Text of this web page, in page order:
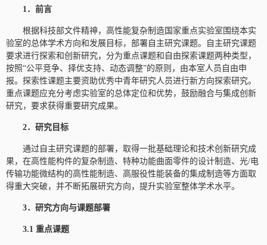
1．前言
根据科技部文件精神，高性能复杂制造国家重点实验室围绕本实
验室的总体学术方向和发展目标，部署自主研究课题。自主研究课题
要求进行探索和创新研究，分为重点课题和自由探索课题两种类型，
按照“公平竞争、择优支持、动态调整”的原则，由本室人员自由申
报。探索性课题主要资助优秀中青年研究人员进行新方向探索研究。
重点课题应充分考虑实验室的总体定位和优势，鼓励融合与集成创新
研究，要求获得重要研究成果。
2．研究目标
通过自主研究课题的部署，取得一批基础理论和技术创新研究成
果，在高性能构件的复杂制造、特种功能曲面零件的设计制造、光/电
传输功能微结构的高性能制造、高服役性能装备的集成制造等方面取
得重大突破，并不断拓展研究方向，提升实验室整体学术水平。
3．研究方向与课题部署
3.1 重点课题